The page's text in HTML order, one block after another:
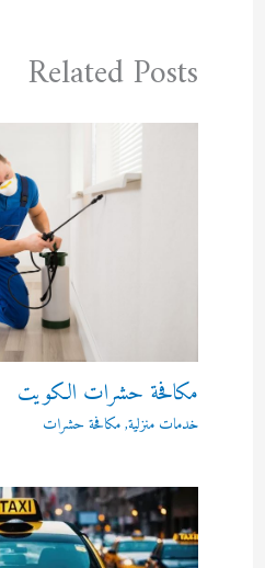
Related Posts
مكافحة حشرات الكويت
خدمات منزلية,مكافحة حشرات